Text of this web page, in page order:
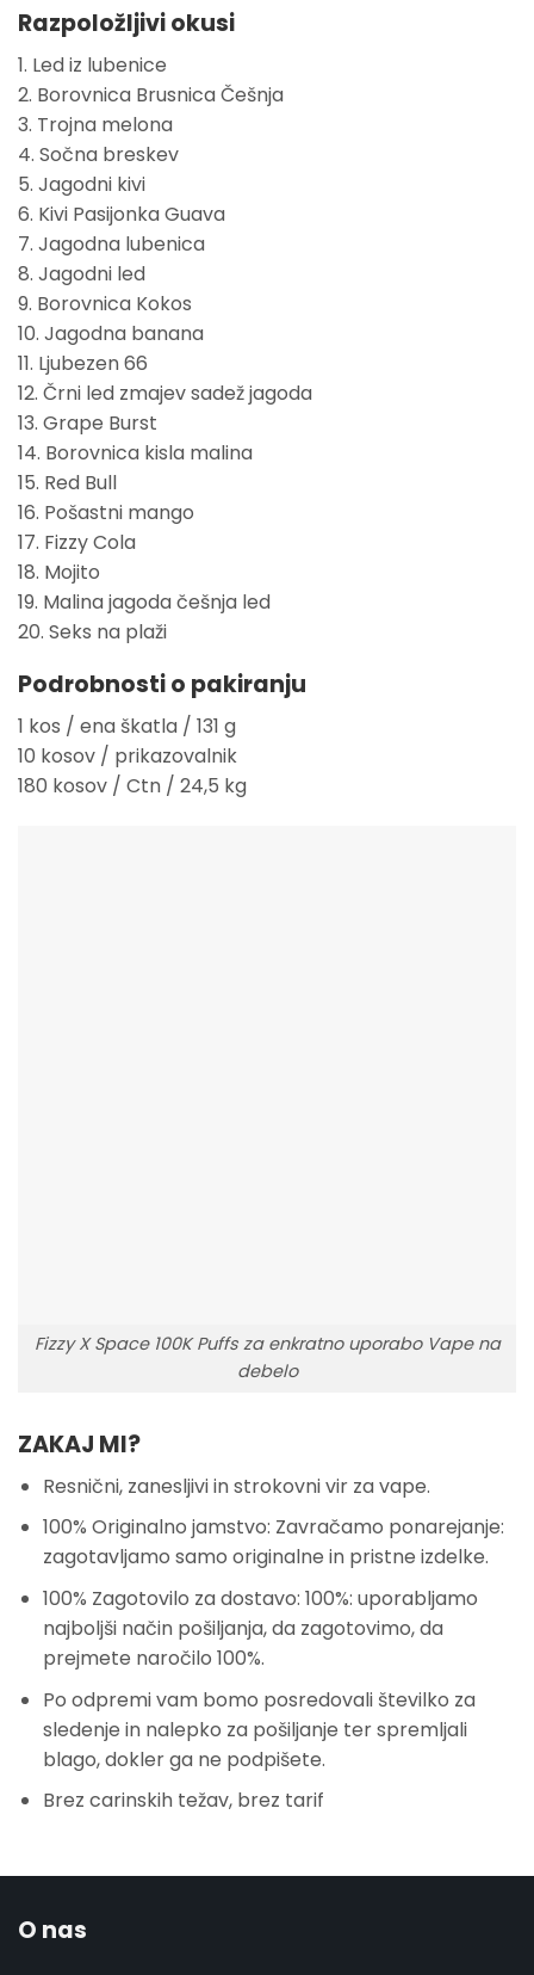
Razpoložljivi okusi
1. Led iz lubenice
2. Borovnica Brusnica Češnja
3. Trojna melona
4. Sočna breskev
5. Jagodni kivi
6. Kivi Pasijonka Guava
7. Jagodna lubenica
8. Jagodni led
9. Borovnica Kokos
10. Jagodna banana
11. Ljubezen 66
12. Črni led zmajev sadež jagoda
13. Grape Burst
14. Borovnica kisla malina
15. Red Bull
16. Pošastni mango
17. Fizzy Cola
18. Mojito
19. Malina jagoda češnja led
20. Seks na plaži
Podrobnosti o pakiranju
1 kos / ena škatla / 131 g
10 kosov / prikazovalnik
180 kosov / Ctn / 24,5 kg
Fizzy X Space 100K Puffs za enkratno uporabo Vape na
debelo
ZAKAJ MI?
Resnični, zanesljivi in strokovni vir za vape.
100% Originalno jamstvo: Zavračamo ponarejanje:
zagotavljamo samo originalne in pristne izdelke.
100% Zagotovilo za dostavo: 100%: uporabljamo
najboljši način pošiljanja, da zagotovimo, da
prejmete naročilo 100%.
Po odpremi vam bomo posredovali številko za
sledenje in nalepko za pošiljanje ter spremljali
blago, dokler ga ne podpišete.
Brez carinskih težav, brez tarif
O nas